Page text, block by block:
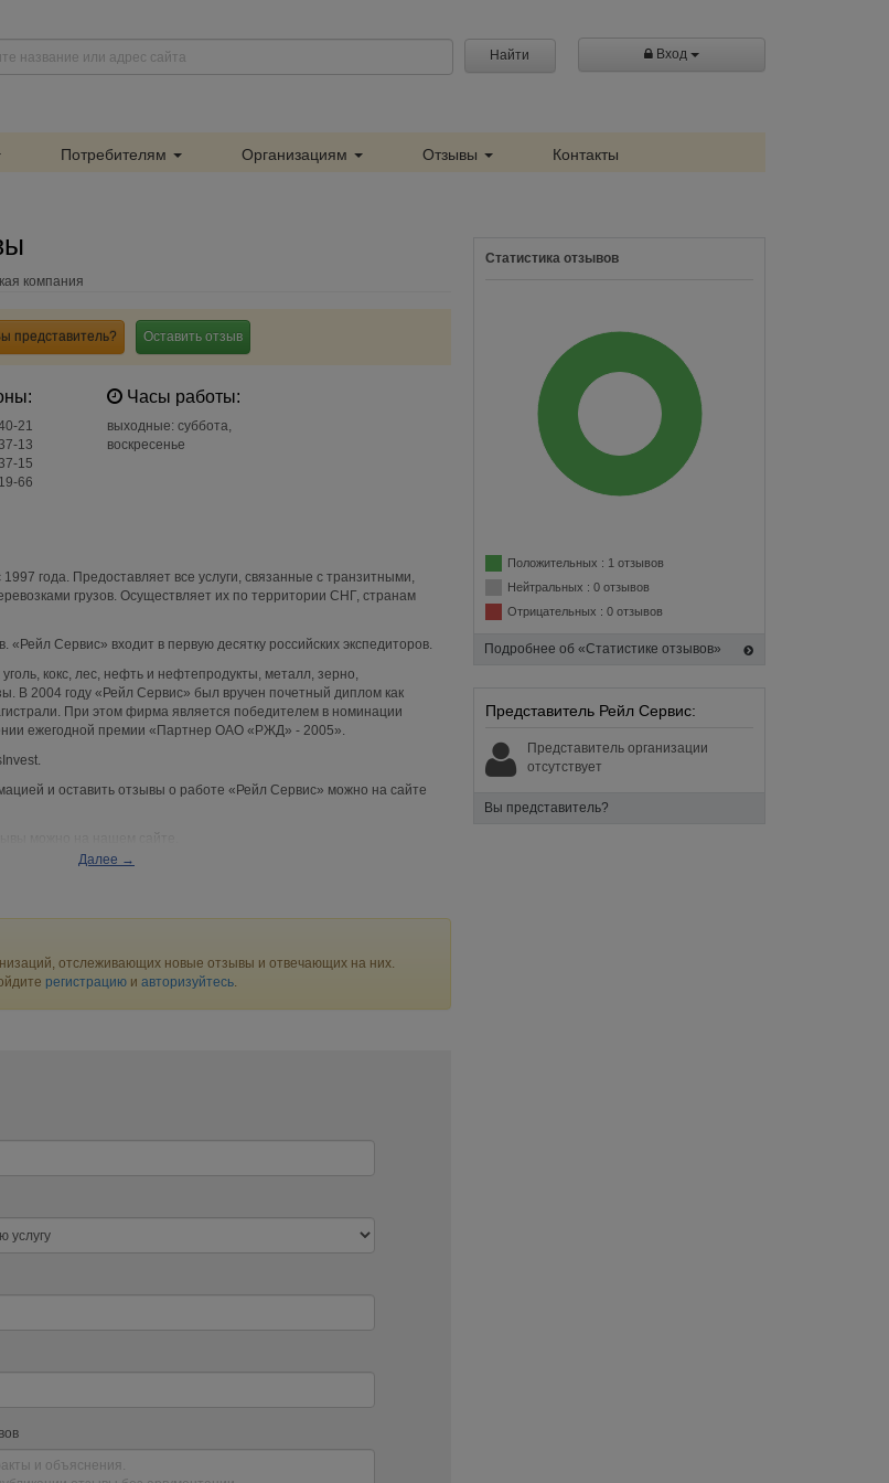
Найти Вход
Потребителям Организациям Отзывы Контакты
компания
Оставить отзыв
представитель?
21
13
15
66
Часы работы:
выходные: суббота,
воскресенье
1997 года. Предоставляет все услуги, связанные с транзитными,
грузов. Осуществляет их по территории СНГ, странам
Сервис» входит в первую десятку российских экспедиторов.
кокс, лес, нефть и нефтепродукты, металл, зерно,
В 2004 году «Рейл Сервис» был вручен почетный диплом как
При этом фирма является победителем в номинации
ежегодной премии «Партнер ОАО «РЖД» - 2005».
и оставить отзывы о работе «Рейл Сервис» можно на сайте
Далее →
Статистика отзывов
Положительных : 1 отзывов
Нейтральных : 0 отзывов
Отрицательных : 0 отзывов
Подробнее об «Статистике отзывов»
Представитель Рейл Сервис:
Представитель организации
отсутствует
Вы представитель?
отслеживающих новые отзывы и отвечающих на них.
регистрацию и авторизуйтесь.